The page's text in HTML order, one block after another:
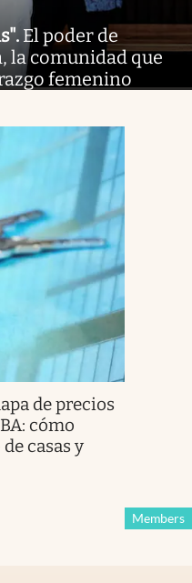
. El poder de
la comunidad que
femenino
de precios
cómo
casas y
Members